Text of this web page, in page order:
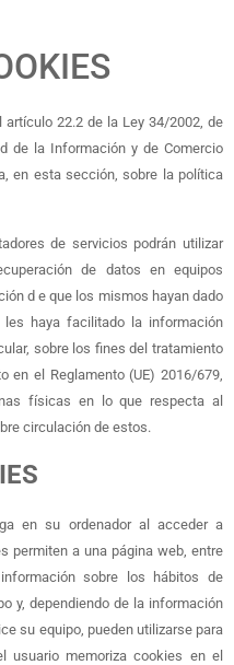
22.2 de la Ley 34/2002, de
de la Información y de Comercio
en esta sección, sobre la política
de servicios podrán utilizar
de datos en equipos
d e que los mismos hayan dado
haya facilitado la información
sobre los fines del tratamiento
el Reglamento (UE) 2016/679,
físicas en lo que respecta al
circulación de estos.
en su ordenador al acceder a
permiten a una página web, entre
sobre los hábitos de
y, dependiendo de la información
su equipo, pueden utilizarse para
usuario memoriza cookies en el